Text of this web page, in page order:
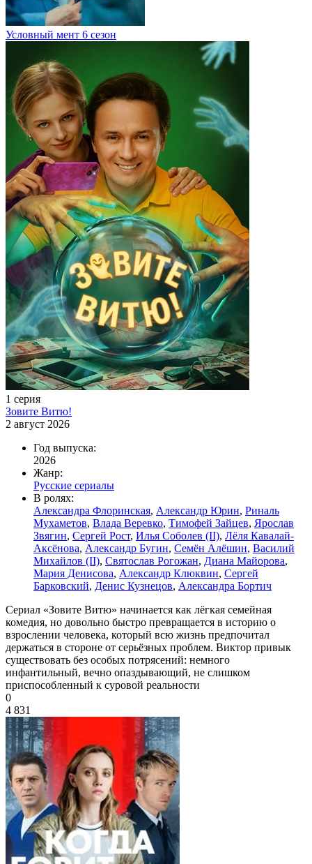
Условный мент 6 сезон
1 серия
Зовите Витю!
2 август 2026
Год выпуска:
2026
Жанр:
Русские сериалы
В ролях:
Александра Флоринская, Александр Юрин, Риналь
Мухаметов, Влада Веревко, Тимофей Зайцев, Ярослав
Звягин, Сергей Рост, Илья Соболев (II), Лёля Кавалай-
Аксёнова, Александр Бугин, Семён Алёшин, Василий
Михайлов (II), Святослав Рогожан, Диана Майорова,
Мария Денисова, Александр Клюквин, Сергей
Барковский, Денис Кузнецов, Александра Бортич
Сериал «Зовите Витю» начинаетcя как лёгкая семейная
комедия, но довольно быстро превращается в историю о
взрослении человека, который всю жизнь предпочитал
держаться в стороне от серьёзных проблем. Виктор привык
существовать без особых потрясений: немного
инфантильный, вечно опаздывающий, не слишком
приспособленный к суровой реальности
0
4 831